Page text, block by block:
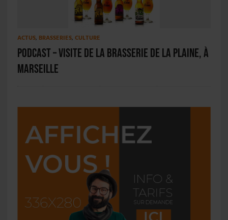
ACTUS, BRASSERIES, CULTURE
PODCAST – Visite de la Brasserie de la Plaine, à
Marseille